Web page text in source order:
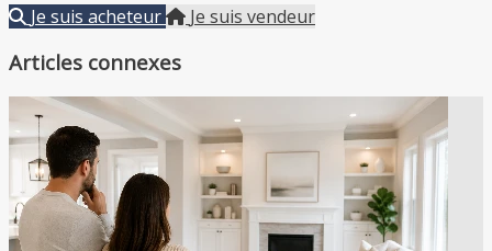
Je suis acheteur
Je suis vendeur
Articles connexes